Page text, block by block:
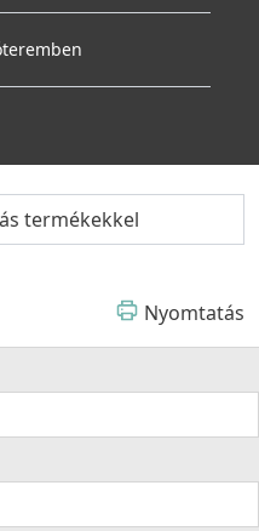
termékekkel
Nyomtatás